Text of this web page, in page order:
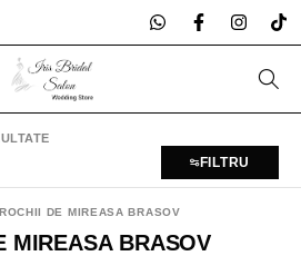
FILTRU
MIREASA BRASOV
ROCHII DE MIREASA BRASOV